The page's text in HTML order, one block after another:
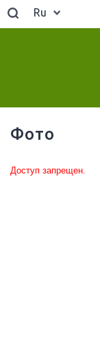
Ru
Фото
Доступ запрещен.